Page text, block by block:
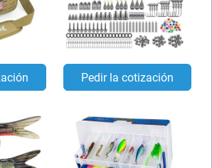
Pedir la cotización